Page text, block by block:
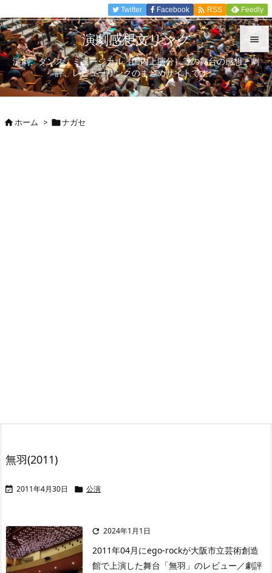


メニュ

Twitter Facebook  RSS Feedly
演劇感想文リンク
演劇、ダンス、ミュージカル（国内上演分）等の舞台の感想、劇
評、レビューリンクのまとめサイトです。
ホーム > ナガセ
無羽(2011)
 2011年4月30日  公演
 2024年1月1日
2011年04月にego-rockが大阪市立芸術創造
館で上演した舞台「無羽」のレビュー／劇評